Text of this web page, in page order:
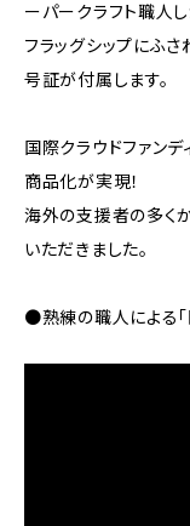
ーパークラフト職人
フラッグシップにふ
号証が付属します。
国際クラウドファン
商品化が実現！
海外の支援者の多く
いただきました。
●熟練の職人による「